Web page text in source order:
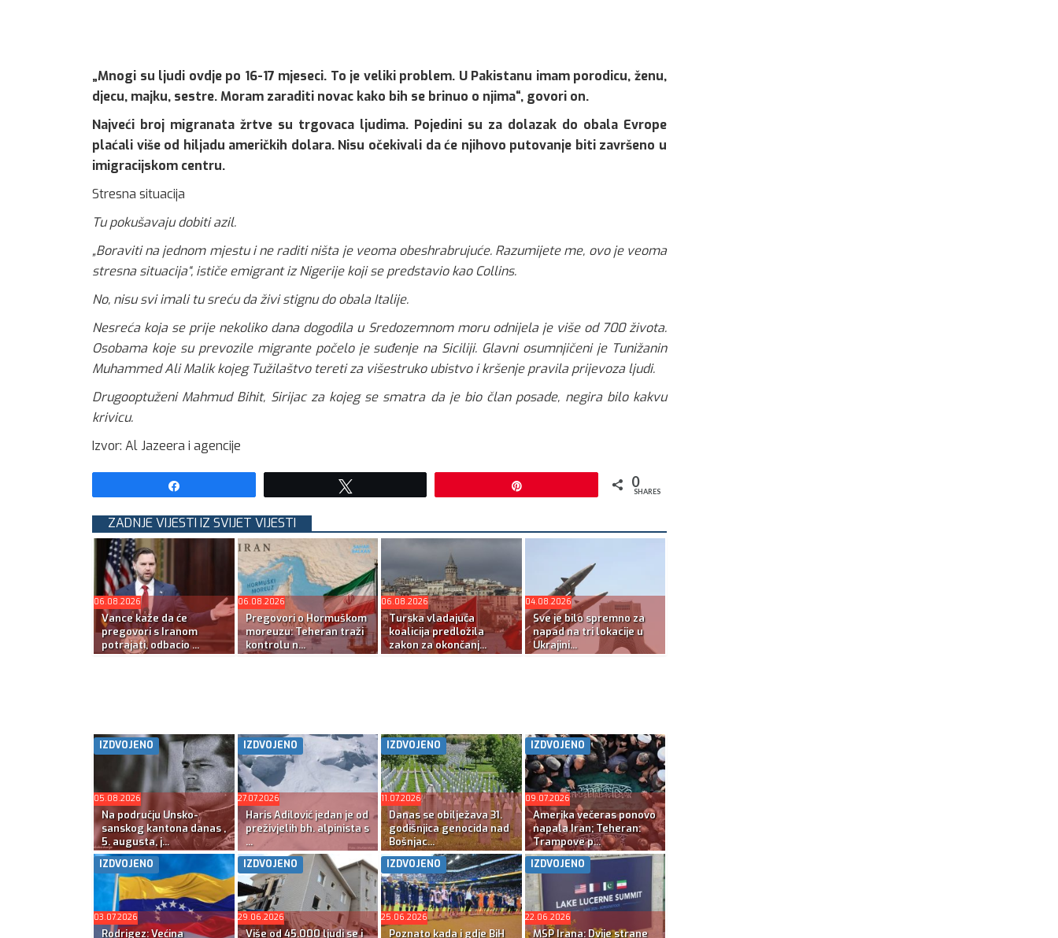
„Mnogi su ljudi ovdje po 16-17 mjeseci. To je veliki problem. U Pakistanu imam porodicu, ženu,
djecu, majku, sestre. Moram zaraditi novac kako bih se brinuo o njima“, govori on.
Najveći broj migranata žrtve su trgovaca ljudima. Pojedini su za dolazak do obala Evrope
plaćali više od hiljadu američkih dolara. Nisu očekivali da će njihovo putovanje biti završeno u
imigracijskom centru.
Stresna situacija
Tu pokušavaju dobiti azil.
„Boraviti na jednom mjestu i ne raditi ništa je veoma obeshrabrujuće. Razumijete me, ovo je veoma
stresna situacija“, ističe emigrant iz Nigerije koji se predstavio kao Collins.
No, nisu svi imali tu sreću da živi stignu do obala Italije.
Nesreća koja se prije nekoliko dana dogodila u Sredozemnom moru odnijela je više od 700 života.
Osobama koje su prevozile migrante počelo je suđenje na Siciliji. Glavni osumnjičeni je Tunižanin
Muhammed Ali Malik kojeg Tužilaštvo tereti za višestruko ubistvo i kršenje pravila prijevoza ljudi.
Drugooptuženi Mahmud Bihit, Sirijac za kojeg se smatra da je bio član posade, negira bilo kakvu
krivicu.
Izvor: Al Jazeera i agencije
0
SHARES
ZADNJE VIJESTI IZ SVIJET VIJESTI
06.08.2026
Vance kaže da će
pregovori s Iranom
potrajati, odbacio ...
06.08.2026
Pregovori o Hormuškom
moreuzu: Teheran traži
kontrolu n...
06.08.2026
Turska vladajuća
koalicija predložila
zakon za okončanj...
04.08.2026
Sve je bilo spremno za
napad na tri lokacije u
Ukrajini...
IZDVOJENO
05.08.2026
Na području Unsko-
sanskog kantona danas ,
5. augusta, j...
IZDVOJENO
27.07.2026
Haris Adilović jedan je od
preživjelih bh. alpinista s
...
IZDVOJENO
11.07.2026
Danas se obilježava 31.
godišnjica genocida nad
Bošnjac...
IZDVOJENO
09.07.2026
Amerika večeras ponovo
napala Iran; Teheran:
Trampove p...
IZDVOJENO
03.07.2026
Rodrigez: Većina
IZDVOJENO
29.06.2026
Više od 45.000 ljudi se i
IZDVOJENO
25.06.2026
Poznato kada i gdje BiH
IZDVOJENO
22.06.2026
MSP Irana: Dvije strane